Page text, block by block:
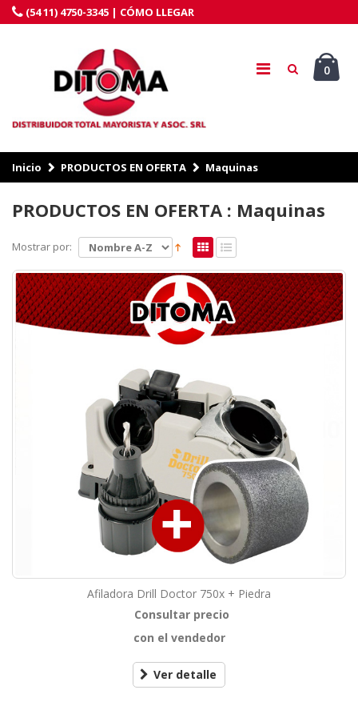
(54 11) 4750-3345 | CÓMO LLEGAR
0
Inicio PRODUCTOS EN OFERTA Maquinas
PRODUCTOS EN OFERTA : Maquinas
Mostrar por:
Afiladora Drill Doctor 750x + Piedra
Consultar precio
con el vendedor
Ver detalle